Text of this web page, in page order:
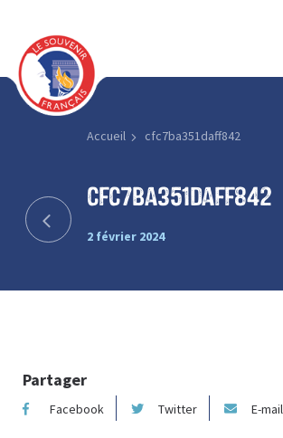
Accueil cfc7ba351daff842
cfc7ba351daff842
2 février 2024
Partager
Facebook Twitter E-mail